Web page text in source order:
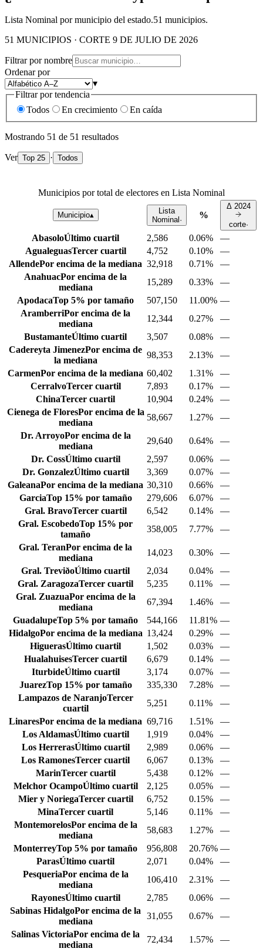
Lista Nominal por municipio del estado.51 municipios.
51 MUNICIPIOS · CORTE 9 DE JULIO DE 2026
Filtrar por nombre
Ordenar por
▾
Filtrar por tendencia
Todos
En crecimiento En caída
Mostrando 51 de 51 resultados
Ver Top 25 · Todos
Municipios por total de electores en Lista Nominal
Municipio▴
Lista
Nominal · %
Δ 2024
corte·
AbasoloÚltimo cuartil 2,586 0.06%
—
AgualeguasTercer cuartil 4,752 0.10%
—
AllendePor encima de la mediana 32,918 0.71%
—
AnahuacPor encima de la
mediana
15,289 0.33%
—
ApodacaTop 5% por tamaño 507,150 11.00% —
AramberriPor encima de la
mediana
12,344 0.27%
—
BustamanteÚltimo cuartil 3,507 0.08%
—
Cadereyta JimenezPor encima de
la mediana
98,353 2.13%
—
CarmenPor encima de la mediana 60,402 1.31%
—
CerralvoTercer cuartil 7,893 0.17%
—
ChinaTercer cuartil 10,904 0.24%
—
Cienega de FloresPor encima de la
mediana
58,667 1.27%
—
Dr. ArroyoPor encima de la
mediana
29,640 0.64%
—
Dr. CossÚltimo cuartil 2,597 0.06%
—
Dr. GonzalezÚltimo cuartil 3,369 0.07%
—
GaleanaPor encima de la mediana 30,310 0.66%
—
GarciaTop 15% por tamaño 279,606 6.07%
—
Gral. BravoTercer cuartil 6,542 0.14%
—
Gral. EscobedoTop 15% por
tamaño
358,005 7.77%
—
Gral. TeranPor encima de la
mediana
14,023 0.30%
—
Gral. TreviðoÚltimo cuartil 2,034 0.04%
—
Gral. ZaragozaTercer cuartil 5,235 0.11%
—
Gral. ZuazuaPor encima de la
mediana
67,394 1.46%
—
GuadalupeTop 5% por tamaño 544,166 11.81% —
HidalgoPor encima de la mediana 13,424 0.29%
—
HiguerasÚltimo cuartil 1,502 0.03%
—
HualahuisesTercer cuartil 6,679 0.14%
—
IturbideÚltimo cuartil 3,174 0.07%
—
JuarezTop 15% por tamaño 335,330 7.28%
—
Lampazos de NaranjoTercer
cuartil
5,251 0.11%
—
LinaresPor encima de la mediana 69,716 1.51%
—
Los AldamasÚltimo cuartil 1,919 0.04%
—
Los HerrerasÚltimo cuartil 2,989 0.06%
—
Los RamonesTercer cuartil 6,067 0.13%
—
MarinTercer cuartil 5,438 0.12%
—
Melchor OcampoÚltimo cuartil 2,125 0.05%
—
Mier y NoriegaTercer cuartil 6,752 0.15%
—
MinaTercer cuartil 5,146 0.11%
—
MontemorelosPor encima de la
mediana
58,683 1.27%
—
MonterreyTop 5% por tamaño 956,808 20.76% —
ParasÚltimo cuartil 2,071 0.04%
—
PesqueriaPor encima de la
mediana
106,410 2.31%
—
RayonesÚltimo cuartil 2,785 0.06%
—
Sabinas HidalgoPor encima de la
mediana
31,055 0.67%
—
Salinas VictoriaPor encima de la
mediana
72,434 1.57%
—